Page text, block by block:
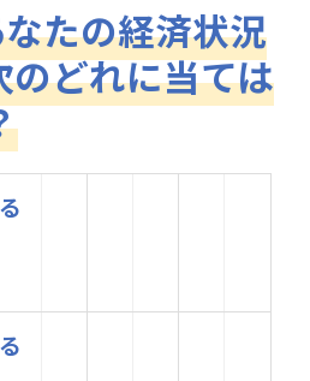
たの経済状況
のどれに当ては